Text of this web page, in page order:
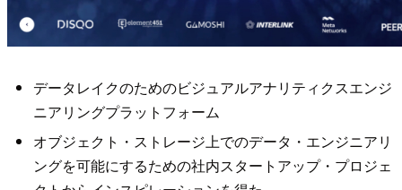
データレイクのためのビジュアルアナリティクスエンジ
ニアリングプラットフォーム
オブジェクト・ストレージ上でのデータ・エンジニアリ
ングを可能にするための社内スタートアップ・プロジェ